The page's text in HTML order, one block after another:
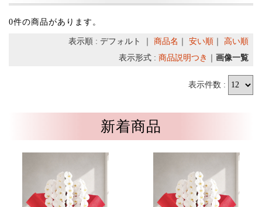
0件の商品があります。
表示順 : デフォルト ｜ 商品名 安い順
高い順
表示形式 : 商品説明つき 画像一覧
表示件数 :
新着商品